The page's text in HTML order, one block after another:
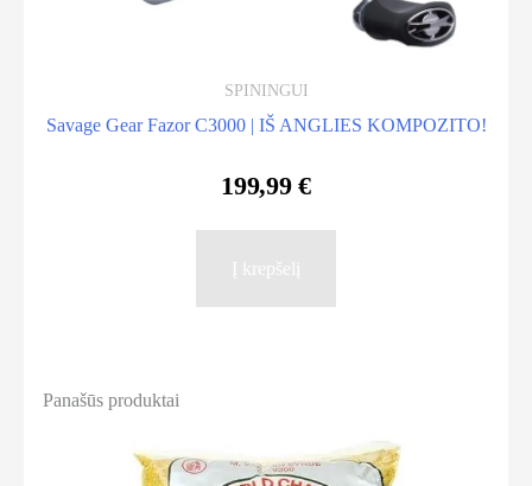
SPININGUI
Savage Gear Fazor C3000 | IŠ ANGLIES KOMPOZITO!
199,99€
Į krepšelį
Panašūs produktai